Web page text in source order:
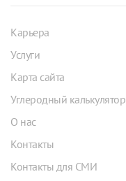
Карьера
Услуги
Карта сайта
Углеродный калькулятор
О нас
Контакты
Контакты для СМИ